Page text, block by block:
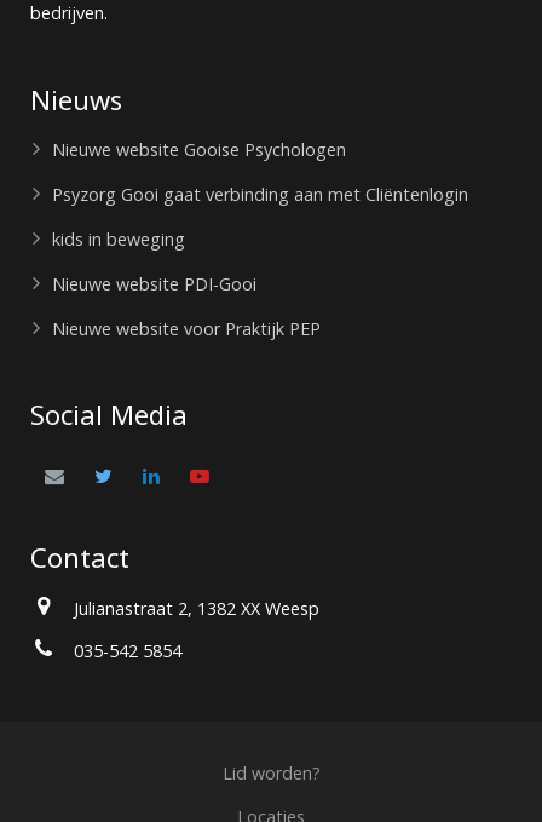
bedrijven.
Nieuws
Nieuwe website Gooise Psychologen
Psyzorg Gooi gaat verbinding aan met Cliëntenlogin
kids in beweging
Nieuwe website PDI-Gooi
Nieuwe website voor Praktijk PEP
Social Media
Contact
Julianastraat 2, 1382 XX Weesp
035-542 5854
Lid worden?
Locaties